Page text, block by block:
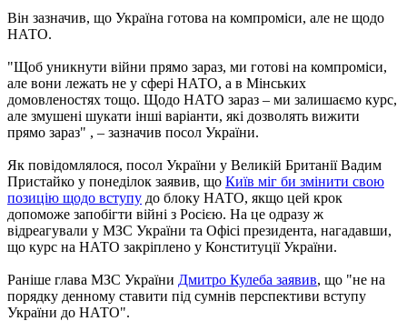
Він зазначив, що Україна готова на компроміси, але не щодо
НАТО.
"Щоб уникнути війни прямо зараз, ми готові на компроміси,
але вони лежать не у сфері НАТО, а в Мінських
домовленостях тощо. Щодо НАТО зараз – ми залишаємо курс,
але змушені шукати інші варіанти, які дозволять вижити
прямо зараз" , – зазначив посол України.
Як повідомлялося, посол України у Великій Британії Вадим
Пристайко у понеділок заявив, що Київ міг би змінити свою
позицію щодо вступу до блоку НАТО, якщо цей крок
допоможе запобігти війні з Росією. На це одразу ж
відреагували у МЗС України та Офісі президента, нагадавши,
що курс на НАТО закріплено у Конституції України.
Раніше глава МЗС України Дмитро Кулеба заявив, що "не на
порядку денному ставити під сумнів перспективи вступу
України до НАТО".